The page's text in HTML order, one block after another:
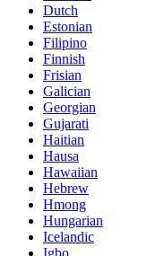
Dutch
Estonian
Filipino
Finnish
Frisian
Galician
Georgian
Gujarati
Haitian
Hausa
Hawaiian
Hebrew
Hmong
Hungarian
Icelandic
Igbo